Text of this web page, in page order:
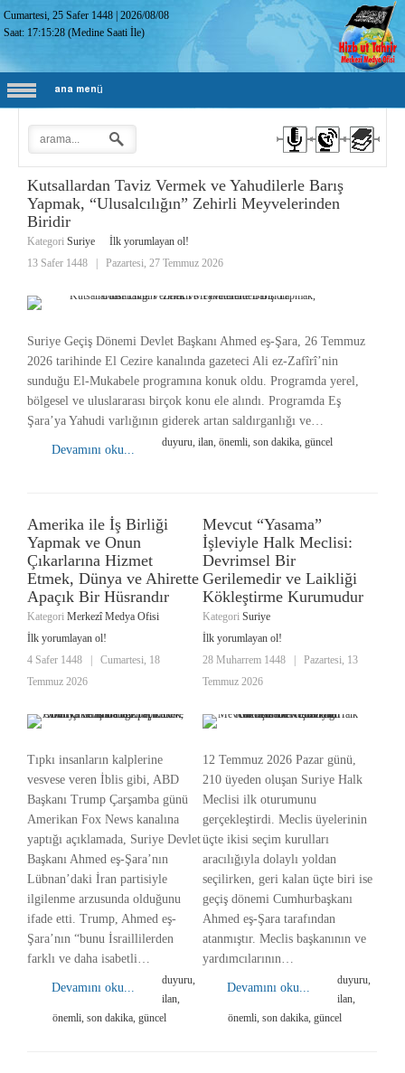
Cumartesi, 25 Safer 1448 |2026/08/08
Saat: 17:15:29 (Medine Saati İle)
ana menü
Kutsallardan Taviz Vermek ve Yahudilerle Barış
Yapmak, “Ulusalcılığın” Zehirli Meyvelerinden
Biridir
Kategori Suriye
İlk yorumlayan ol!
13 Safer 1448
Pazartesi, 27 Temmuz 2026
Suriye Geçiş Dönemi Devlet Başkanı Ahmed eş-Şara, 26 Temmuz
2026 tarihinde El Cezire kanalında gazeteci Ali ez-Zafîrî’nin
sunduğu El-Mukabele programına konuk oldu. Programda yerel,
bölgesel ve uluslararası birçok konu ele alındı. Programda Eş
Şara’ya Yahudi varlığının giderek artan saldırganlığı ve…
Devamını oku...
duyuru, ilan, önemli, son dakika, güncel
Amerika ile İş Birliği
Yapmak ve Onun
Çıkarlarına Hizmet
Etmek, Dünya ve Ahirette
Apaçık Bir Hüsrandır
Kategori Merkezî Medya Ofisi
İlk yorumlayan ol!
4 Safer 1448
Cumartesi, 18
Temmuz 2026
Tıpkı insanların kalplerine
vesvese veren İblis gibi, ABD
Başkanı Trump Çarşamba günü
Amerikan Fox News kanalına
yaptığı açıklamada, Suriye Devlet
Başkanı Ahmed eş-Şara’nın
Lübnan’daki İran partisiyle
ilgilenme arzusunda olduğunu
ifade etti. Trump, Ahmed eş-
Şara’nın “bunu İsraillilerden
farklı ve daha isabetli…
Devamını oku...
duyuru,
ilan,
önemli, son dakika, güncel
Mevcut “Yasama”
İşleviyle Halk Meclisi:
Devrimsel Bir
Gerilemedir ve Laikliği
Kökleştirme Kurumudur
Kategori Suriye
İlk yorumlayan ol!
28 Muharrem 1448
Pazartesi, 13
Temmuz 2026
12 Temmuz 2026 Pazar günü,
210 üyeden oluşan Suriye Halk
Meclisi ilk oturumunu
gerçekleştirdi. Meclis üyelerinin
üçte ikisi seçim kurulları
aracılığıyla dolaylı yoldan
seçilirken, geri kalan üçte biri ise
geçiş dönemi Cumhurbaşkanı
Ahmed eş-Şara tarafından
atanmıştır. Meclis başkanının ve
yardımcılarının…
Devamını oku...
duyuru,
ilan,
önemli, son dakika, güncel